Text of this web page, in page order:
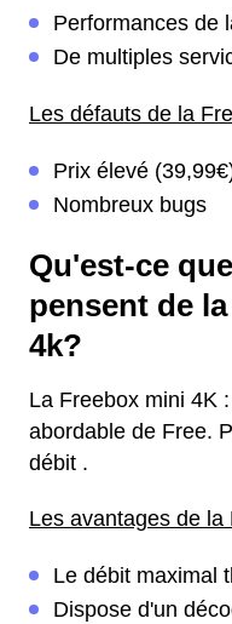
Performances de
De multiples
Les défauts de la
Prix élevé
Nombreux bugs
Qu'est-ce
pensent de
4k?
La Freebox mini 4K
abordable de Free.
débit .
Les avantages de la
Le débit maximal
Dispose d'un